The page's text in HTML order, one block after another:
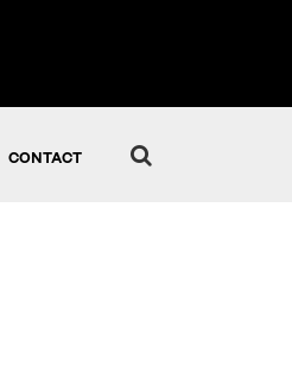
CONTACT